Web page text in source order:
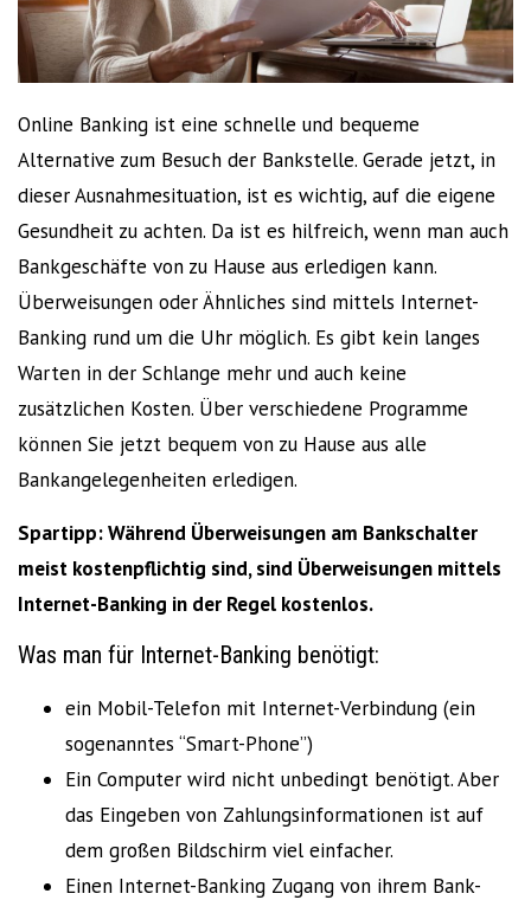
Online Banking ist eine schnelle und bequeme
Alternative zum Besuch der Bankstelle. Gerade jetzt, in
dieser Ausnahmesituation, ist es wichtig, auf die eigene
Gesundheit zu achten. Da ist es hilfreich, wenn man auch
Bankgeschäfte von zu Hause aus erledigen kann.
Überweisungen oder Ähnliches sind mittels Internet-
Banking rund um die Uhr möglich. Es gibt kein langes
Warten in der Schlange mehr und auch keine
zusätzlichen Kosten. Über verschiedene Programme
können Sie jetzt bequem von zu Hause aus alle
Bankangelegenheiten erledigen.
Spartipp: Während Überweisungen am Bankschalter
meist kostenpflichtig sind, sind Überweisungen mittels
Internet-Banking in der Regel kostenlos.
Was man für Internet-Banking benötigt:
ein Mobil-Telefon mit Internet-Verbindung (ein
sogenanntes “Smart-Phone”)
Ein Computer wird nicht unbedingt benötigt. Aber
das Eingeben von Zahlungsinformationen ist auf
dem großen Bildschirm viel einfacher.
Einen Internet-Banking Zugang von ihrem Bank-